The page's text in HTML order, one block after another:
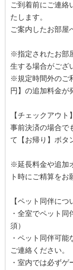
ご到着前にご連絡
たします。
ご案内したお部屋
※指定されたお部
生する場合がござ
※規定時間外のご
円】の追加料金が
【チェックアウト】
事前決済の場合で
て【お帰り】ボタ
※延長料金や追加
ト時にご精算をお
【ペット同伴につ
・全室でペット
須）
・ペット同伴可
ご連絡ください。
・室内では必ずゲ